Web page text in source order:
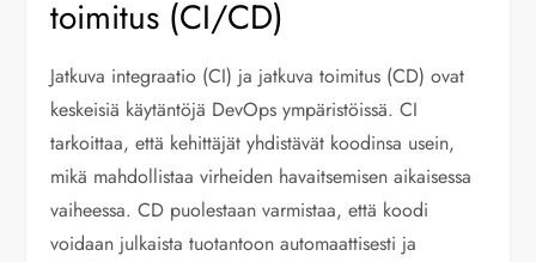
toimitus (CI/CD)
Jatkuva integraatio (CI) ja jatkuva toimitus (CD) ovat
keskeisiä käytäntöjä DevOps ympäristöissä. CI
tarkoittaa, että kehittäjät yhdistävät koodinsa usein,
mikä mahdollistaa virheiden havaitsemisen aikaisessa
vaiheessa. CD puolestaan varmistaa, että koodi
voidaan julkaista tuotantoon automaattisesti ja